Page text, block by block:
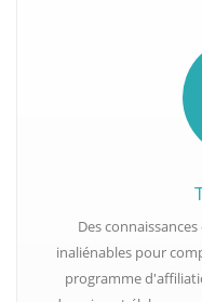
Des
inaliénables pour
programme